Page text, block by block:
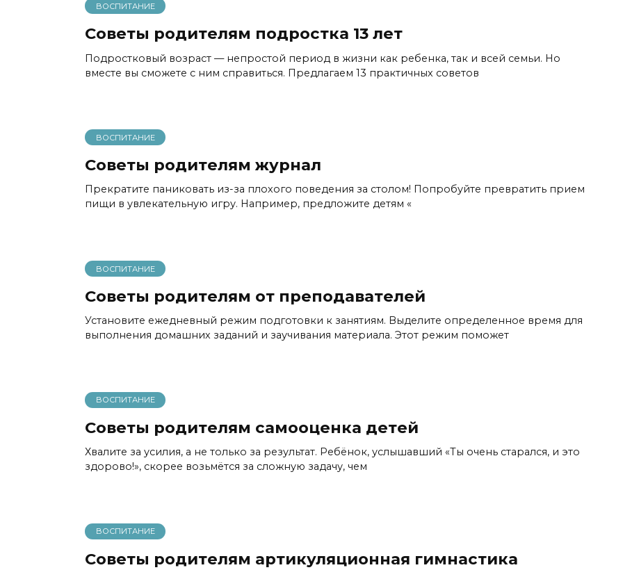
ВОСПИТАНИЕ
Советы родителям подростка 13 лет
Подростковый возраст — непростой период в жизни как ребенка, так и всей семьи. Но
вместе вы сможете с ним справиться. Предлагаем 13 практичных советов
ВОСПИТАНИЕ
Советы родителям журнал
Прекратите паниковать из-за плохого поведения за столом! Попробуйте превратить прием
пищи в увлекательную игру. Например, предложите детям «
ВОСПИТАНИЕ
Советы родителям от преподавателей
Установите ежедневный режим подготовки к занятиям. Выделите определенное время для
выполнения домашних заданий и заучивания материала. Этот режим поможет
ВОСПИТАНИЕ
Советы родителям самооценка детей
Хвалите за усилия, а не только за результат. Ребёнок, услышавший «Ты очень старался, и это
здорово!», скорее возьмётся за сложную задачу, чем
ВОСПИТАНИЕ
Советы родителям артикуляционная гимнастика